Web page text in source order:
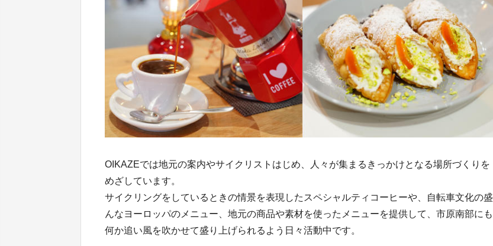
OIKAZEでは地元の案内やサイクリストはじめ、人々が集まるきっかけとなる場所づくりを
めざしています。
サイクリングをしているときの情景を表現したスペシャルティコーヒーや、自転車文化の盛
んなヨーロッパのメニュー、地元の商品や素材を使ったメニューを提供して、市原南部にも
何か追い風を吹かせて盛り上げられるよう日々活動中です。